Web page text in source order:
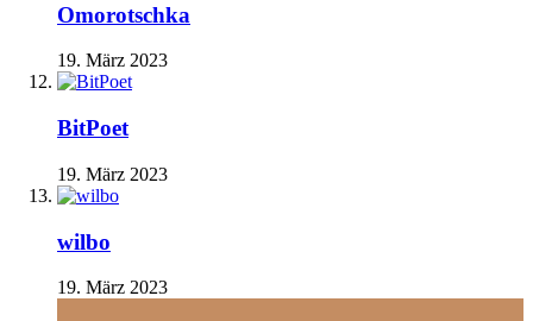
Omorotschka
19. März 2023
BitPoet
19. März 2023
wilbo
19. März 2023